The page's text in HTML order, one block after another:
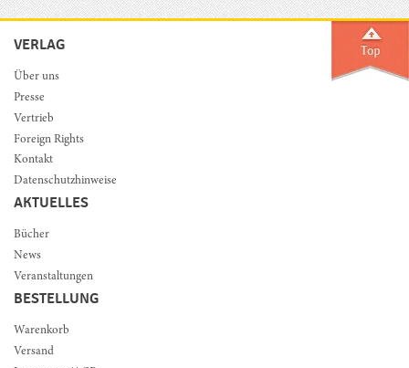
VERLAG
Über uns
Presse
Vertrieb
Foreign Rights
Kontakt
Datenschutzhinweise
AKTUELLES
Bücher
News
Veranstaltungen
BESTELLUNG
Warenkorb
Versand